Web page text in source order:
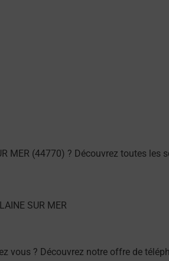
MER (44770) ? Découvrez toutes les
vous ? Découvrez notre offre de